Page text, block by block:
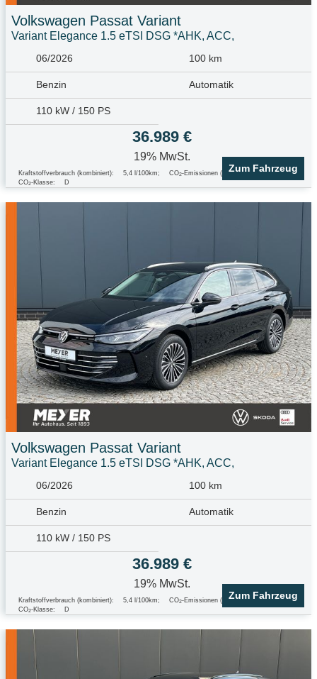
Volkswagen Passat Variant
Variant Elegance 1.5 eTSI DSG *AHK, ACC,
06/2026 100 km
Benzin Automatik
110 kW / 150 PS
36.989 €
19% MwSt.
Kraftstoffverbrauch (kombiniert): 5,4 l/100km; CO2-Emissionen (kombiniert): 123.0 g/km
CO2-Klasse: D
Zum Fahrzeug
Volkswagen Passat Variant
Variant Elegance 1.5 eTSI DSG *AHK, ACC,
06/2026 100 km
Benzin Automatik
110 kW / 150 PS
36.989 €
19% MwSt.
Kraftstoffverbrauch (kombiniert): 5,4 l/100km; CO2-Emissionen (kombiniert): 123.0 g/km
CO2-Klasse: D
Zum Fahrzeug